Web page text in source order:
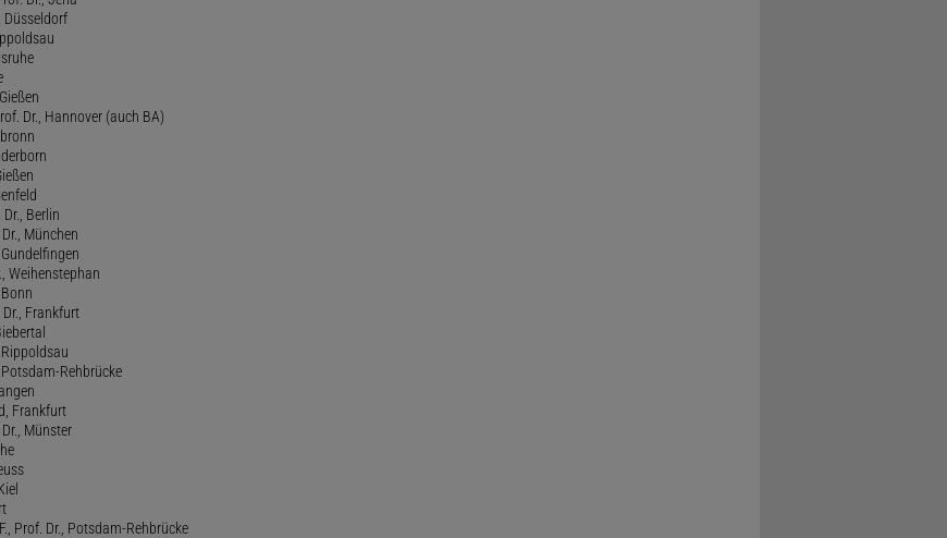
Düsseldorf
Dr., Hannover (auch BA)
Berlin
München
Weihenstephan
Frankfurt
Rehbrücke
Frankfurt
Münster
Prof. Dr., Potsdam-Rehbrücke